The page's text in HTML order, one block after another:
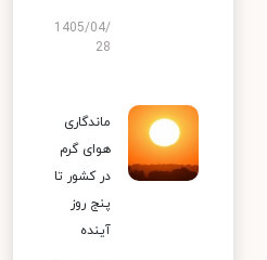
1405/04/
28
ماندگاری
هوای گرم
در کشور تا
پنج روز
آینده